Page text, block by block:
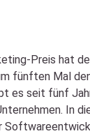
Preis hat
fünften Mal
es seit fünf
In